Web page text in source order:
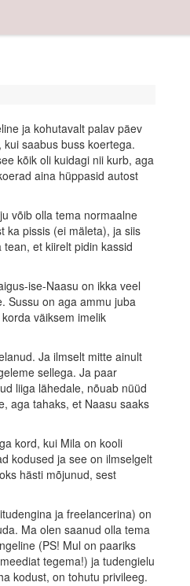
ja kohutavalt palav päev
saabus buss koertega.
kõik oli kuidagi nii kurb, aga
aina hüppasid autost
võib olla tema normaalne
ka pissis (ei mäleta), ja siis
et kiirelt pidin kassid
ise-Naasu on ikka veel
Sussu on aga ammu juba
väiksem imelik
Ja ilmselt mitte ainult
sellega. Ja paar
liiga lähedale, nõuab nüüd
aga tahaks, et Naasu saaks
kord, kui Mila on kooli
kodused ja see on ilmselgelt
hästi mõjunud, sest
ja freelancerina) on
Ma olen saanud olla tema
(PS! Mul on paariks
tegema!) ja tudengielu
kodust, on tohutu privileeg.